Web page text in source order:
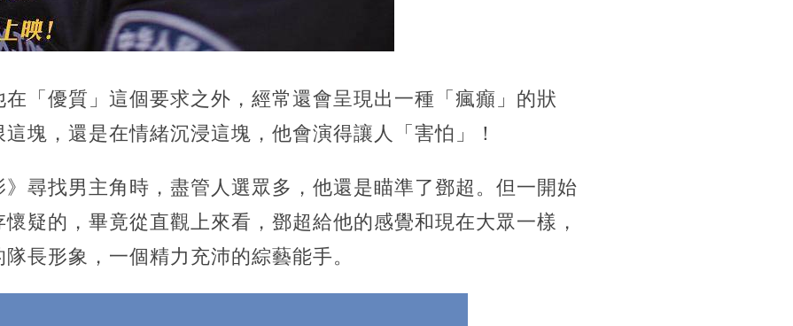
「優質」這個要求之外，經常還會呈現出一種「瘋癲」的狀
塊，還是在情緒沉浸這塊，他會演得讓人「害怕」！
尋找男主角時，盡管人選眾多，他還是瞄準了鄧超。但一開始
疑的，畢竟從直觀上來看，鄧超給他的感覺和現在大眾一樣，
長形象，一個精力充沛的綜藝能手。